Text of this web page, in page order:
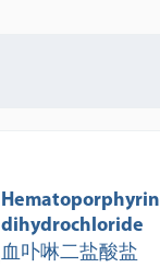
Hematoporphyrin
dihydrochloride
血卟啉二盐酸盐